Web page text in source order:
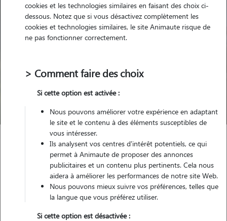
Pour quel animal ?
Trouver mon Pet Sitter
Garde animaux France
Pays-de-la-Loire
Loire-Atlantique
Joué-sur-Erdre
Nos cat sitters à Joué-sur-Erdre
cookies et les technologies similaires en faisant des choix ci-
dessous. Notez que si vous désactivez complètement les
cookies et technologies similaires, le site Animaute risque de
ne pas fonctionner correctement.
> Comment faire des choix
Si cette option est activée :
Nous pouvons améliorer votre expérience en adaptant
le site et le contenu à des éléments susceptibles de
vous intéresser.
Ils analysent vos centres d'intérêt potentiels, ce qui
permet à Animaute de proposer des annonces
publicitaires et un contenu plus pertinents. Cela nous
aidera à améliorer les performances de notre site Web.
Nous pouvons mieux suivre vos préférences, telles que
la langue que vous préférez utiliser.
Si cette option est désactivée :